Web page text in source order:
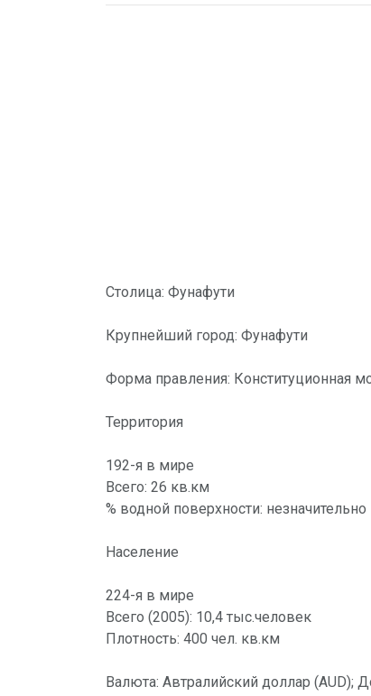
Столица: Фунафути
Крупнейший город: Фунафути
Форма правления: Конституционная
Территория
192-я в мире
Всего: 26 кв.км
% водной поверхности: незначительно
Население
224-я в мире
Всего (2005): 10,4 тыс.человек
Плотность: 400 чел. кв.км
Валюта: Автралийский доллар (AUD);